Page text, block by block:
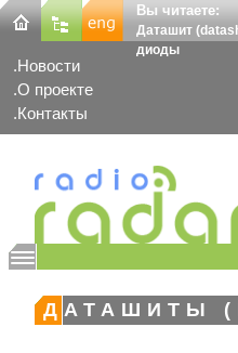
Вы читаете:
Даташит
диоды
Новости
О проекте
Контакты
ДАТАШИТЫ